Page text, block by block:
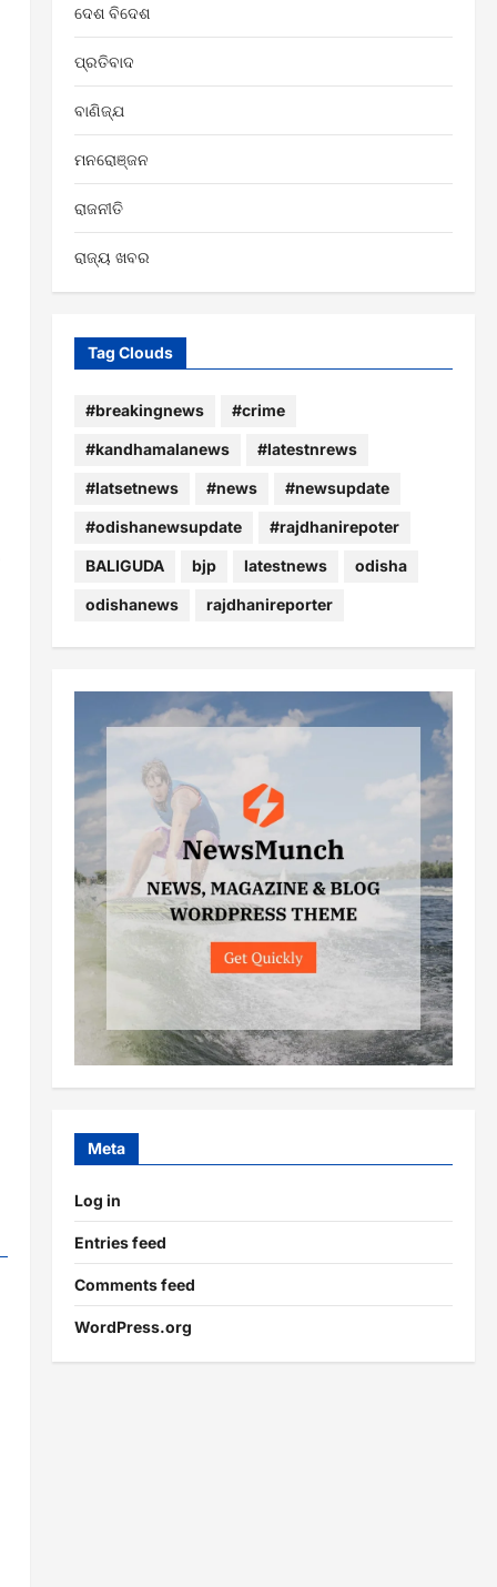
ଦେଶ ବିଦେଶ
ପ୍ରତିବାଦ
ବାଣିଜ୍ଯ
ମନରୋଞ୍ଜନ
ରାଜନୀତି
ରାଜ୍ୟ ଖବର
Tag Clouds
#breakingnews #crime
#kandhamalanews #latestnrews
#latsetnews #news #newsupdate
#odishanewsupdate #rajdhanirepoter
BALIGUDA bjp latestnews odisha
odishanews rajdhanireporter
Meta
Log in
Entries feed
Comments feed
WordPress.org